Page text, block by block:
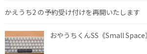
かえうち2 の予約受け付けを再開いたします
おやうちくんSS《Small Space